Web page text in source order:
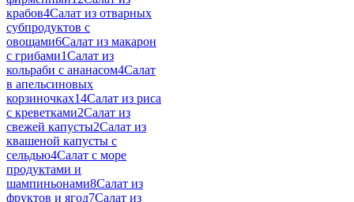
крабов4Салат из отварных
субпродуктов с
овощами6Салат из макарон
с грибами1Салат из
кольраби с ананасом4Салат
в апельсиновых
корзиночках14Салат из риса
с креветками2Салат из
свежей капусты2Салат из
квашеной капусты с
сельдью4Салат с море
продуктами и
шампиньонами8Салат из
фруктов и ягод7Салат из